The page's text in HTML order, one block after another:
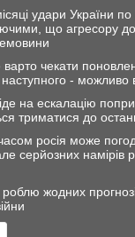
удари України по
що агресору
варто чекати
- можливо
на ескалацію попри
триматися до
росія може
серйозних намірів
жодних